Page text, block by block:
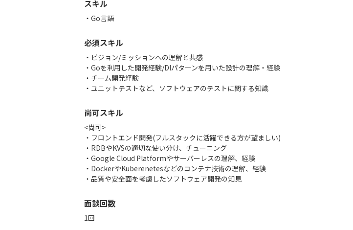
スキル
Go言語
必須スキル
・ビジョン/ミッションへの理解と共感
・Goを利用した開発経験/DIパターンを用いた設計の理解・経験
・チーム開発経験
・ユニットテストなど、ソフトウェアのテストに関する知識
尚可スキル
<尚可>
・フロントエンド開発(フルスタックに活躍できる方が望ましい)
・RDBやKVSの適切な使い分け、チューニング
・Google Cloud Platformやサーバーレスの理解、経験
・DockerやKuberenetesなどのコンテナ技術の理解、経験
・品質や安全面を考慮したソフトウェア開発の知見
面談回数
1回